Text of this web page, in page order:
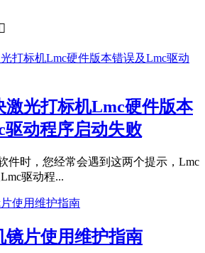
激光打标机Lmc硬件版本
动程序启动失败
件时，您经常会遇到这两个提示，Lmc
驱动程...
镜片使用维护指南